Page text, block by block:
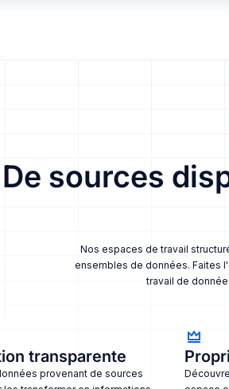
De sources
Nos espaces de travail
ensembles de données. Faites
travail de
transparente
provenant de sources